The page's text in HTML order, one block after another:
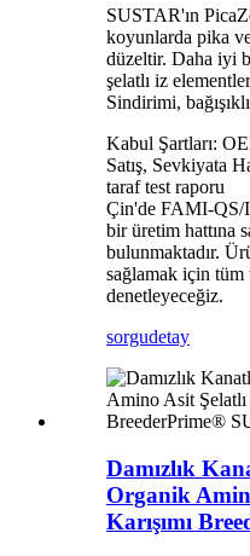
SUSTAR'ın
koyunlarda pika ve
düzeltir. Daha iyi
şelatlı iz
Sindirimi,
Kabul Şartları:
Satış, Sevkiyata
taraf test raporu
Çin'de FAMI-QS/
bir üretim hattına
bulunmaktadır.
sağlamak için
denetleyeceğiz.
sorgudetay
Damızlık
Organik
Karışımı